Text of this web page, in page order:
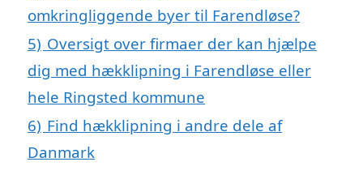
omkringliggende byer til Farendløse?
5) Oversigt over firmaer der kan hjælpe
dig med hækklipning i Farendløse eller
hele Ringsted kommune
6) Find hækklipning i andre dele af
Danmark